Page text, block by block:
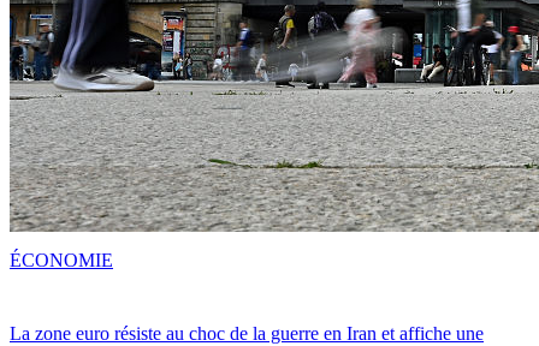
La zone euro résiste au choc de la guerre en Iran et affiche une
ÉCONOMIE